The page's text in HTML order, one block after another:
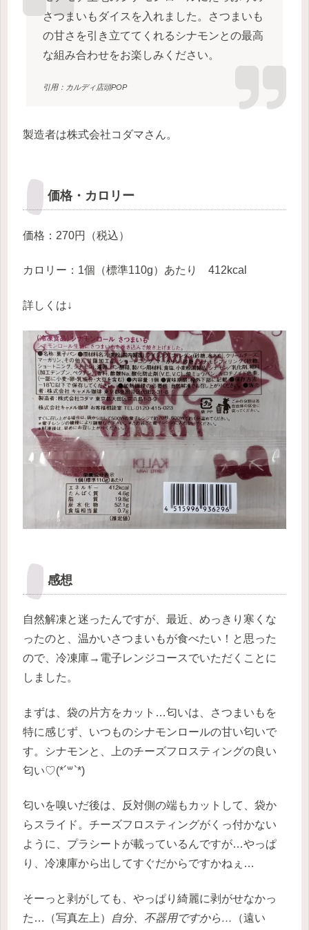
さつまいもダイスを入れました。さつまいも
の甘さを引き立ててくれるシナモンとの最高
な組み合わせをお楽しみください。
引用：カルディ店頭POP
製造者は株式会社コダマさん。
価格・カロリー
価格：270円（税込）
カロリー：1個（標準110g）あたり 412kcal
詳しくは↓
感想
自然解凍と迷ったんですが、最近、めっきり寒くな
ったのと、温かいさつまいもが食べたい！と思った
ので、冷凍庫→電子レンジコースでいただくことに
しました。
まずは、袋の片方をカット…匂いは、さつまいもを
特に感じず、いつものシナモンロールの甘い匂いで
す。シナモンと、上のチーズフロスティングの良い
匂い♡(*´꒳`*)
匂いを嗅いだ後は、反対側の端もカットして、袋か
らスライド。チーズフロスティングがくっ付かない
ように、プラシートが載っているんですが…やっぱ
り、冷凍庫から出してすぐだからですかねぇ…
そーっと剥がしても、やっぱり綺麗に剥がせなかっ
た…（写真左上）
自分、不器用ですから…
（遠い